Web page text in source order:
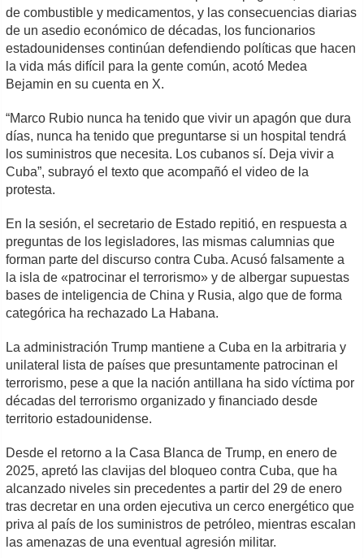
de combustible y medicamentos, y las consecuencias diarias
de un asedio económico de décadas, los funcionarios
estadounidenses continúan defendiendo políticas que hacen
la vida más difícil para la gente común, acotó Medea
Bejamin en su cuenta en X.
“Marco Rubio nunca ha tenido que vivir un apagón que dura
días, nunca ha tenido que preguntarse si un hospital tendrá
los suministros que necesita. Los cubanos sí. Deja vivir a
Cuba”, subrayó el texto que acompañó el video de la
protesta.
En la sesión, el secretario de Estado repitió, en respuesta a
preguntas de los legisladores, las mismas calumnias que
forman parte del discurso contra Cuba. Acusó falsamente a
la isla de «patrocinar el terrorismo» y de albergar supuestas
bases de inteligencia de China y Rusia, algo que de forma
categórica ha rechazado La Habana.
La administración Trump mantiene a Cuba en la arbitraria y
unilateral lista de países que presuntamente patrocinan el
terrorismo, pese a que la nación antillana ha sido víctima por
décadas del terrorismo organizado y financiado desde
territorio estadounidense.
Desde el retorno a la Casa Blanca de Trump, en enero de
2025, apretó las clavijas del bloqueo contra Cuba, que ha
alcanzado niveles sin precedentes a partir del 29 de enero
tras decretar en una orden ejecutiva un cerco energético que
priva al país de los suministros de petróleo, mientras escalan
las amenazas de una eventual agresión militar.